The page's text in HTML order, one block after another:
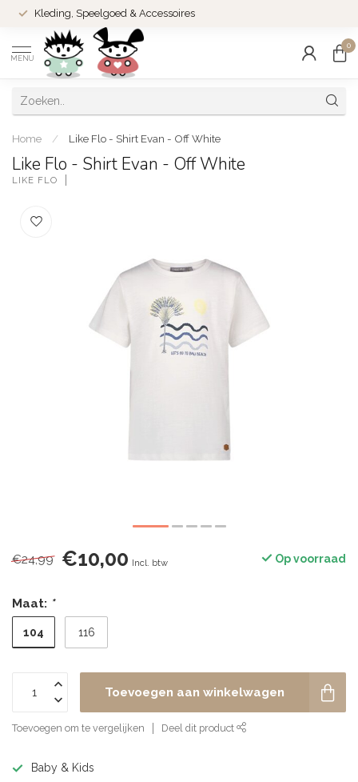
Kleding, Speelgoed & Accessoires
MENU
0
Home / Like Flo - Shirt Evan - Off White
Like Flo - Shirt Evan - Off White
LIKE FLO
€24,99 €10,00 Incl. btw Op voorraad
Maat: *
104 116
Toevoegen aan winkelwagen
Toevoegen om te vergelijken Deel dit product
Baby & Kids